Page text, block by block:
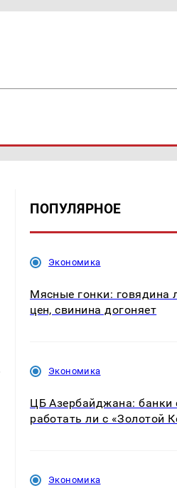
ПОПУЛЯРНОЕ
Экономика
Мясные гонки: говядина
цен, свинина догоняет
Экономика
ЦБ Азербайджана:
работать ли с «Золотой
Экономика